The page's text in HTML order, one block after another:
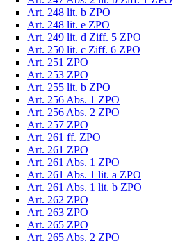
Art. 248 lit. b ZPO
Art. 248 lit. e ZPO
Art. 249 lit. d Ziff. 5 ZPO
Art. 250 lit. c Ziff. 6 ZPO
Art. 251 ZPO
Art. 253 ZPO
Art. 255 lit. b ZPO
Art. 256 Abs. 1 ZPO
Art. 256 Abs. 2 ZPO
Art. 257 ZPO
Art. 261 ff. ZPO
Art. 261 ZPO
Art. 261 Abs. 1 ZPO
Art. 261 Abs. 1 lit. a ZPO
Art. 261 Abs. 1 lit. b ZPO
Art. 262 ZPO
Art. 263 ZPO
Art. 265 ZPO
Art. 265 Abs. 2 ZPO